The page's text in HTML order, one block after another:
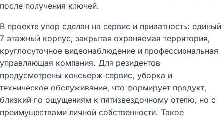
после получения ключей.​
В проекте упор сделан на сервис и приватность: единый
7‑этажный корпус, закрытая охраняемая территория,
круглосуточное видеонаблюдение и профессиональная
управляющая компания. Для резидентов
предусмотрены консьерж‑сервис, уборка и
техническое обслуживание, что формирует продукт,
близкий по ощущениям к пятизвездочному отелю, но с
преимуществами личной собственности. Такое